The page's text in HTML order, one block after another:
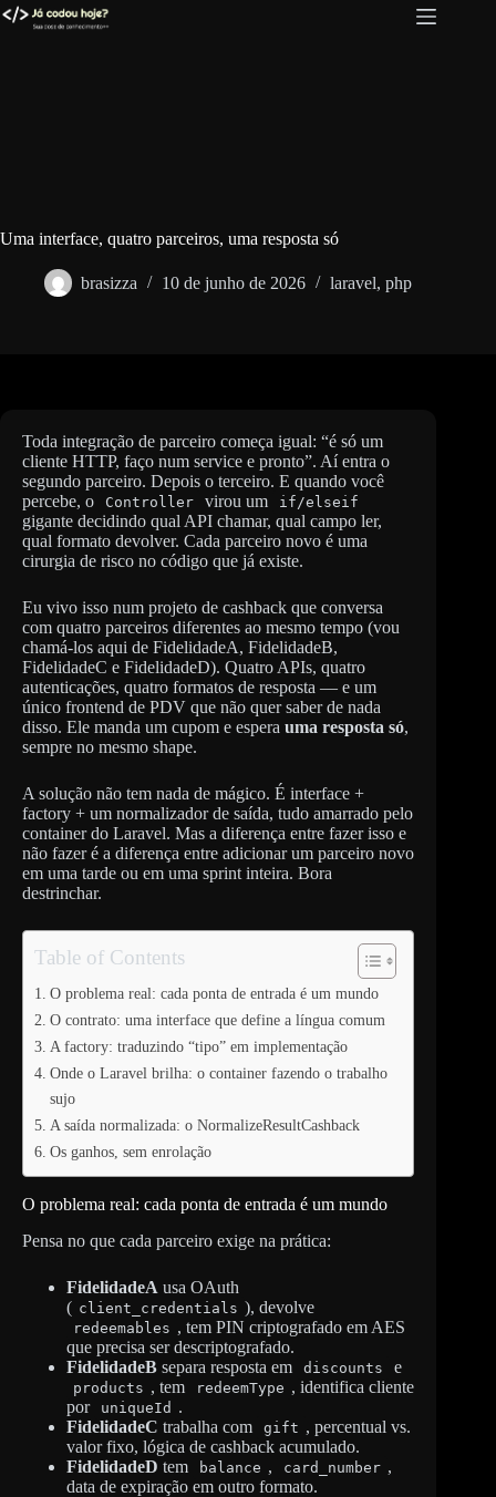
Pular
para
Uma interface, quatro parceiros, uma resposta só
brasizza 10 de junho de 2026 laravel, php
Toda integração de parceiro começa igual: “é só um
cliente HTTP, faço num service e pronto”. Aí entra o
segundo parceiro. Depois o terceiro. E quando você
percebe, o
Controller virou um if/elseif
gigante decidindo qual API chamar, qual campo ler,
qual formato devolver. Cada parceiro novo é uma
cirurgia de risco no código que já existe.
Eu vivo isso num projeto de cashback que conversa
com quatro parceiros diferentes ao mesmo tempo (vou
chamá-los aqui de FidelidadeA, FidelidadeB,
FidelidadeC e FidelidadeD). Quatro APIs, quatro
autenticações, quatro formatos de resposta — e um
único frontend de PDV que não quer saber de nada
disso. Ele manda um cupom e espera uma resposta só,
sempre no mesmo shape.
A solução não tem nada de mágico. É interface +
factory + um normalizador de saída, tudo amarrado pelo
container do Laravel. Mas a diferença entre fazer isso e
não fazer é a diferença entre adicionar um parceiro novo
em uma tarde ou em uma sprint inteira. Bora
destrinchar.
Table of Contents
O problema real: cada ponta de entrada é um mundo
O contrato: uma interface que define a língua comum
A factory: traduzindo “tipo” em implementação
Onde o Laravel brilha: o container fazendo o trabalho
sujo
A saída normalizada: o NormalizeResultCashback
Os ganhos, sem enrolação
O problema real: cada ponta de entrada é um mundo
Pensa no que cada parceiro exige na prática:
FidelidadeA usa OAuth
( client_credentials ), devolve
redeemables , tem PIN criptografado em AES
que precisa ser descriptografado.
FidelidadeB separa resposta em discounts e
products , tem redeemType , identifica cliente
por
uniqueId .
FidelidadeC trabalha com gift , percentual vs.
valor fixo, lógica de cashback acumulado.
FidelidadeD tem balance , card_number ,
data de expiração em outro formato.